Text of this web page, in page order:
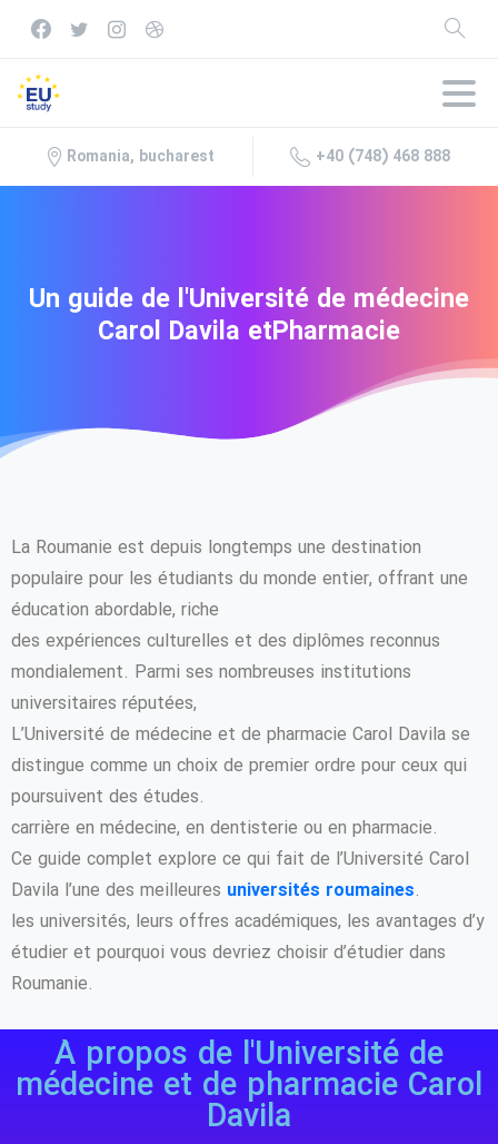
Romania, bucharest +40 (748) 468 888
Un guide de l'Université de médecine
Carol Davila etPharmacie
La Roumanie est depuis longtemps une destination
populaire pour les étudiants du monde entier, offrant une
éducation abordable, riche
des expériences culturelles et des diplômes reconnus
mondialement. Parmi ses nombreuses institutions
universitaires réputées,
L’Université de médecine et de pharmacie Carol Davila se
distingue comme un choix de premier ordre pour ceux qui
poursuivent des études.
carrière en médecine, en dentisterie ou en pharmacie.
Ce guide complet explore ce qui fait de l’Université Carol
Davila l’une des meilleures universités roumaines.
les universités, leurs offres académiques, les avantages d’y
étudier et pourquoi vous devriez choisir d’étudier dans
Roumanie.
À propos de l'Université de
médecine et de pharmacie Carol
Davila